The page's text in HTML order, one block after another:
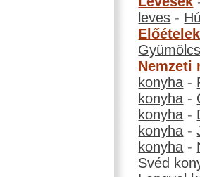
leves -
Előételek
Nemzeti
konyha -
konyha -
konyha -
konyha -
konyha -
Svéd